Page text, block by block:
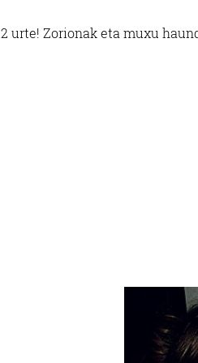
2 urte! Zorionak eta muxu